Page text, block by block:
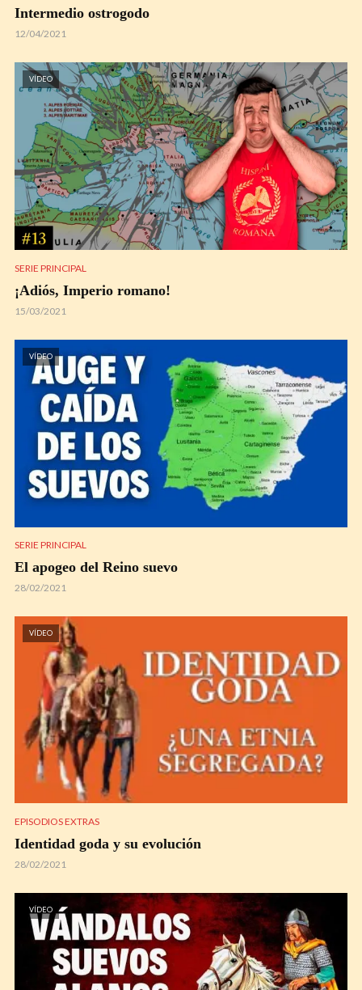
Intermedio ostrogodo
12/04/2021
VÍDEO
SERIE PRINCIPAL
¡Adiós, Imperio romano!
15/03/2021
VÍDEO
SERIE PRINCIPAL
El apogeo del Reino suevo
28/02/2021
VÍDEO
EPISODIOS EXTRAS
Identidad goda y su evolución
28/02/2021
VÍDEO